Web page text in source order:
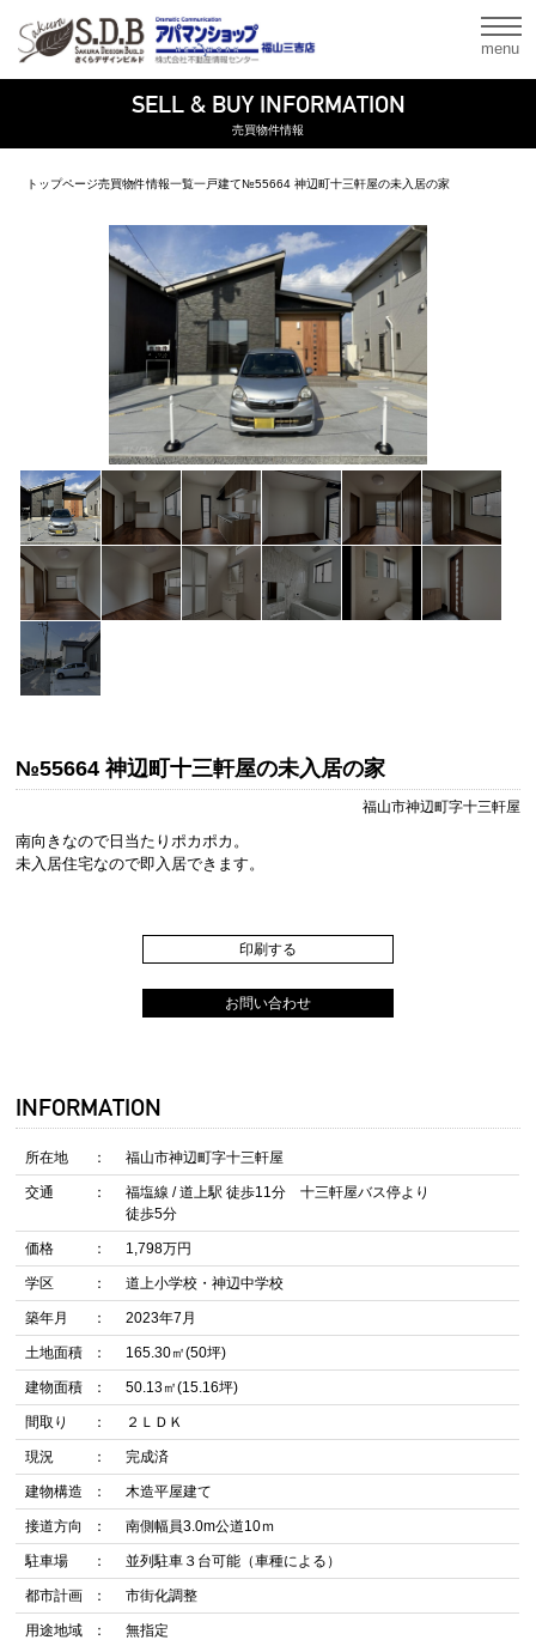
menu
SELL & BUY INFORMATION
売買物件情報
トップページ売買物件情報一覧一戸建て№55664 神辺町十三軒屋の未入居の家
№55664 神辺町十三軒屋の未入居の家
福山市神辺町字十三軒屋
南向きなので日当たりポカポカ。
未入居住宅なので即入居できます。
印刷する
お問い合わせ
INFORMATION
所在地 福山市神辺町字十三軒屋
交通
福塩線 / 道上駅 徒歩11分 十三軒屋バス停より
徒歩5分
価格 1,798万円
学区 道上小学校・神辺中学校
築年月 2023年7月
土地面積 165.30㎡(50坪)
建物面積 50.13㎡(15.16坪)
間取り ２ＬＤＫ
現況 完成済
建物構造 木造平屋建て
接道方向 南側幅員3.0m公道10ｍ
駐車場 並列駐車３台可能（車種による）
都市計画 市街化調整
用途地域 無指定